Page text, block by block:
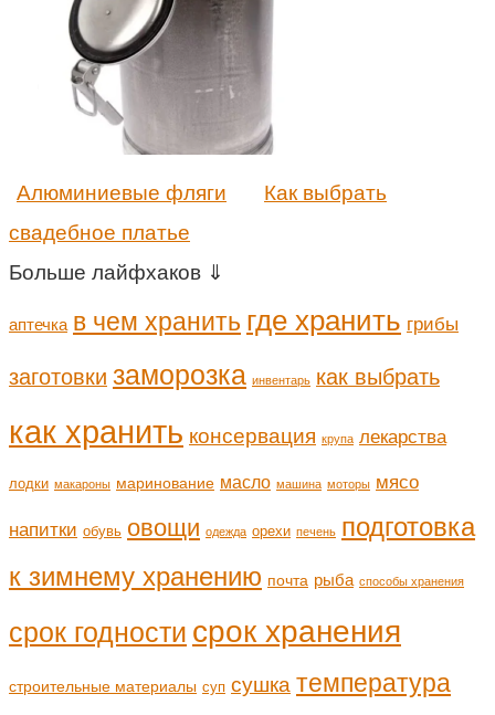
Алюминиевые фляги
Как выбрать
свадебное платье
Больше лайфхаков ⇓
аптечка в чем хранить где хранить грибы
заготовки заморозка инвентарь как выбрать
как хранить консервация крупа лекарства
лодки макароны маринование масло машина моторы мясо
напитки обувь овощи одежда орехи печень подготовка
к зимнему хранению почта рыба способы хранения
срок годности срок хранения
строительные материалы суп сушка температура